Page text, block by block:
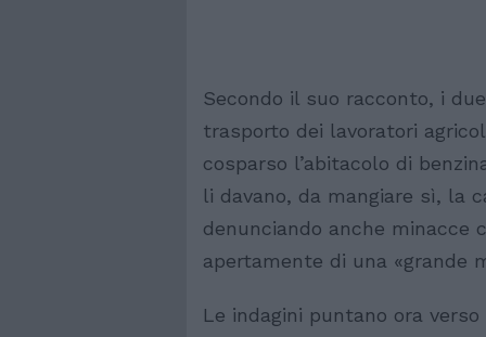
Secondo il suo racconto, i
trasporto dei lavoratori
cosparso l’abitacolo di
li davano, da mangiare sì, la
denunciando anche
apertamente di una «grande
Le indagini puntano ora